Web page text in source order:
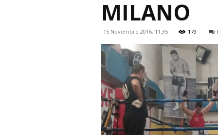
MILANO
15 Novembre 2016, 11:35 179